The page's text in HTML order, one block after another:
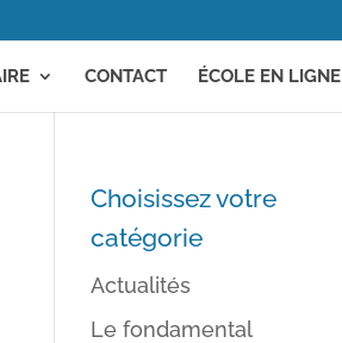
CONTACT ÉCOLE EN LIGNE
Choisissez votre
catégorie
Actualités
Le fondamental